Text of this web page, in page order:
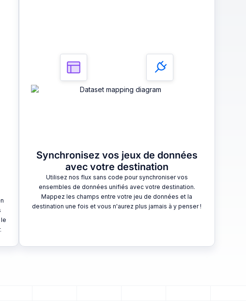
Synchronisez vos jeux de données
avec votre destination
Utilisez nos flux sans code pour synchroniser vos
ensembles de données unifiés avec votre destination.
Mappez les champs entre votre jeu de données et la
destination une fois et vous n'aurez plus jamais à y penser !